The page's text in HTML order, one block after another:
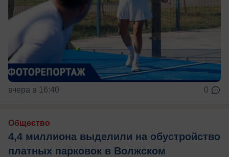
вчера в 16:40 0
Общество
4,4 миллиона выделили на обустройство
платных парковок в Волжском